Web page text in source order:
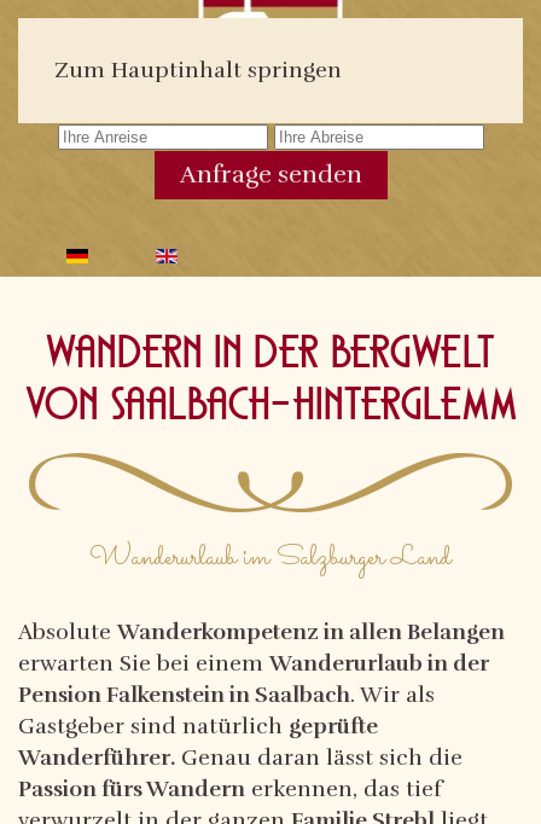
Zum Hauptinhalt springen
Urlaub sichern:
Anfrage senden
Wandern in der Bergwelt
von Saalbach-Hinterglemm
Wanderurlaub im Salzburger Land
AbsoluteWanderkompetenz in allen Belangen
erwarten Sie bei einemWanderurlaub in der
Pension Falkenstein in Saalbach. Wir als
Gastgeber sind natürlich geprüfte
Wanderführer. Genau daran lässt sich die
Passion fürs Wandern erkennen, das tief